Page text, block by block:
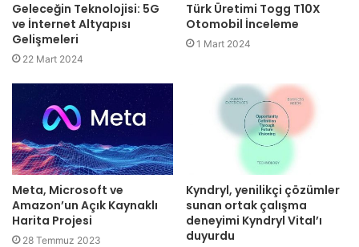
Geleceğin Teknolojisi: 5G
ve İnternet Altyapısı
Gelişmeleri
22 Mart 2024
Türk Üretimi Togg T10X
Otomobil İnceleme
1 Mart 2024
Meta, Microsoft ve
Amazon’un Açık Kaynaklı
Harita Projesi
28 Temmuz 2023
Kyndryl, yenilikçi çözümler
sunan ortak çalışma
deneyimi Kyndryl Vital’ı
duyurdu